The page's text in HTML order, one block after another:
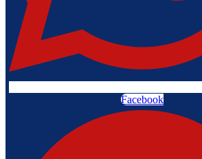
Facebook